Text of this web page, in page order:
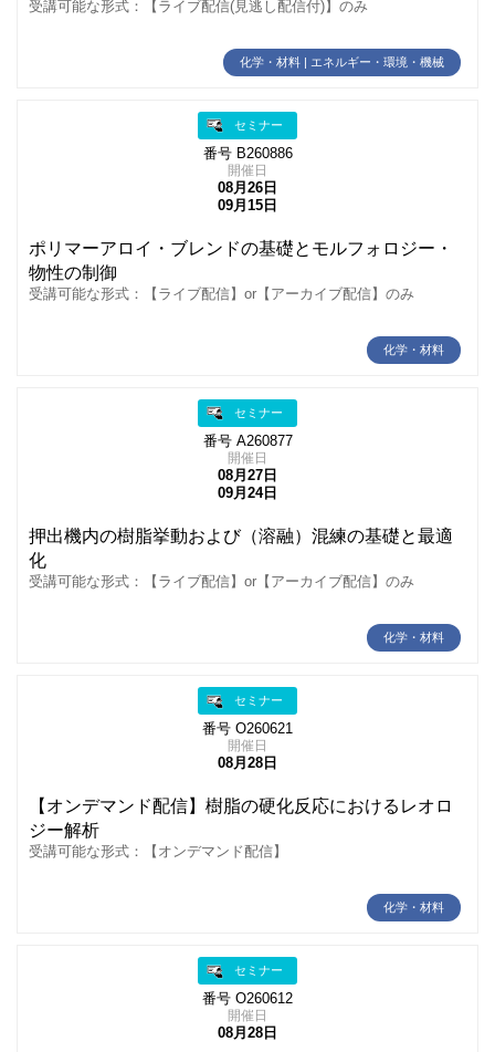
受講可能な形式：【ライブ配信(見逃し配信付)】のみ
化学・材料 | エネルギー・環境・機械
セミナー
番号 B260886
開催日
08月26日
09月15日
ポリマーアロイ・ブレンドの基礎とモルフォロジー・
物性の制御
受講可能な形式：【ライブ配信】or【アーカイブ配信】のみ
化学・材料
セミナー
番号 A260877
開催日
08月27日
09月24日
押出機内の樹脂挙動および（溶融）混練の基礎と最適
化
受講可能な形式：【ライブ配信】or【アーカイブ配信】のみ
化学・材料
セミナー
番号 O260621
開催日
08月28日
【オンデマンド配信】樹脂の硬化反応におけるレオロ
ジー解析
受講可能な形式：【オンデマンド配信】
化学・材料
セミナー
番号 O260612
開催日
08月28日